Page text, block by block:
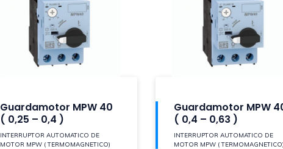
Guardamotor MPW 40
( 0,25 – 0,4 )
INTERRUPTOR AUTOMATICO DE
MOTOR MPW ( TERMOMAGNETICO)
Guardamotor MPW
( 0,4 – 0,63 )
INTERRUPTOR AUTOMATICO DE
MOTOR MPW (